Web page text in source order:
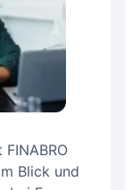
Blick und